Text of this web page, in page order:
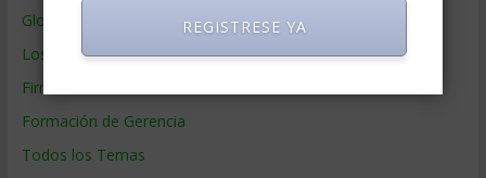
Glosario Inglés – Español
Los mejores MBA
Firmas de Gerencia
Formación de Gerencia
Todos los Temas
REGISTRESE YA